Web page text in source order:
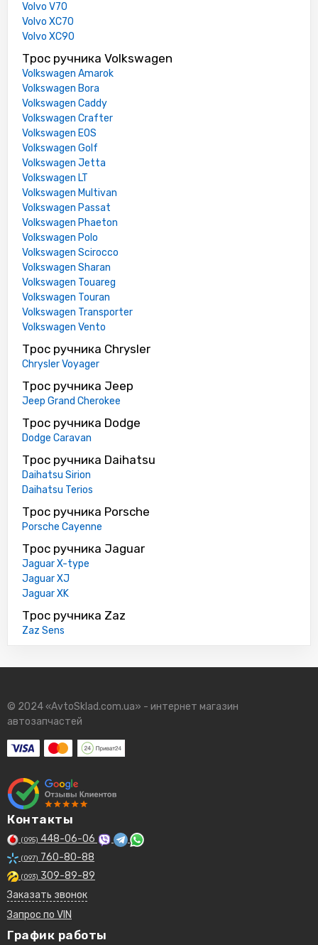
Volvo V70
Volvo XC70
Volvo XC90
Трос ручника Volkswagen
Volkswagen Amarok
Volkswagen Bora
Volkswagen Caddy
Volkswagen Crafter
Volkswagen EOS
Volkswagen Golf
Volkswagen Jetta
Volkswagen LT
Volkswagen Multivan
Volkswagen Passat
Volkswagen Phaeton
Volkswagen Polo
Volkswagen Scirocco
Volkswagen Sharan
Volkswagen Touareg
Volkswagen Touran
Volkswagen Transporter
Volkswagen Vento
Трос ручника Chrysler
Chrysler Voyager
Трос ручника Jeep
Jeep Grand Cherokee
Трос ручника Dodge
Dodge Caravan
Трос ручника Daihatsu
Daihatsu Sirion
Daihatsu Terios
Трос ручника Porsche
Porsche Cayenne
Трос ручника Jaguar
Jaguar X-type
Jaguar XJ
Jaguar XK
Трос ручника Zaz
Zaz Sens
© 2024 «AvtoSklad.com.ua» - интернет магазин
автозапчастей
Контакты
(095) 448-06-06
(097) 760-80-88
(093) 309-89-89
Заказать звонок
Запрос по VIN
График работы